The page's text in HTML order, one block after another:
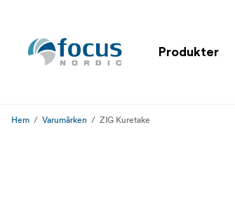
Produkter
Hem Varumärken ZIG Kuretake